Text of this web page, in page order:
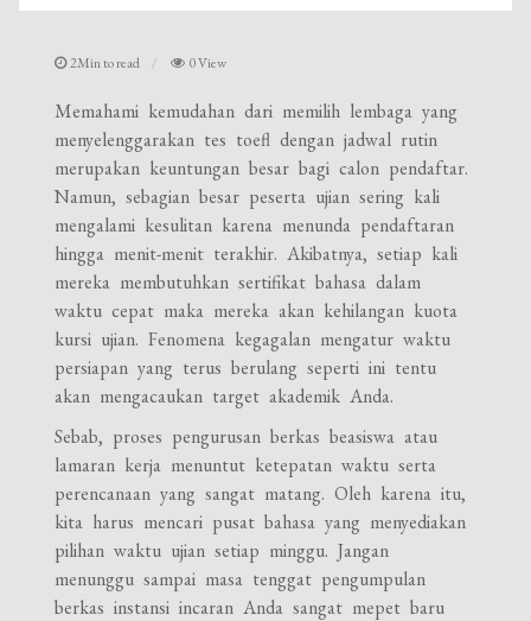
2Min to read 0 View
Memahami kemudahan dari memilih lembaga yang
menyelenggarakan tes toefl dengan jadwal rutin
merupakan keuntungan besar bagi calon pendaftar.
Namun, sebagian besar peserta ujian sering kali
mengalami kesulitan karena menunda pendaftaran
hingga menit-menit terakhir. Akibatnya, setiap kali
mereka membutuhkan sertifikat bahasa dalam
waktu cepat maka mereka akan kehilangan kuota
kursi ujian. Fenomena kegagalan mengatur waktu
persiapan yang terus berulang seperti ini tentu
akan mengacaukan target akademik Anda.
Sebab, proses pengurusan berkas beasiswa atau
lamaran kerja menuntut ketepatan waktu serta
perencanaan yang sangat matang. Oleh karena itu,
kita harus mencari pusat bahasa yang menyediakan
pilihan waktu ujian setiap minggu. Jangan
menunggu sampai masa tenggat pengumpulan
berkas instansi incaran Anda sangat mepet baru